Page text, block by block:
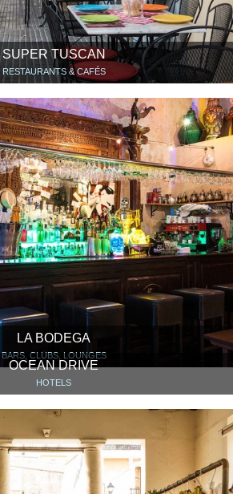
SUPER TUSCAN
RESTAURANTS & CAFÉS
LA BODEGA
BARS, CLUBS, LOUNGES
OCEAN DRIVE
HOTELS